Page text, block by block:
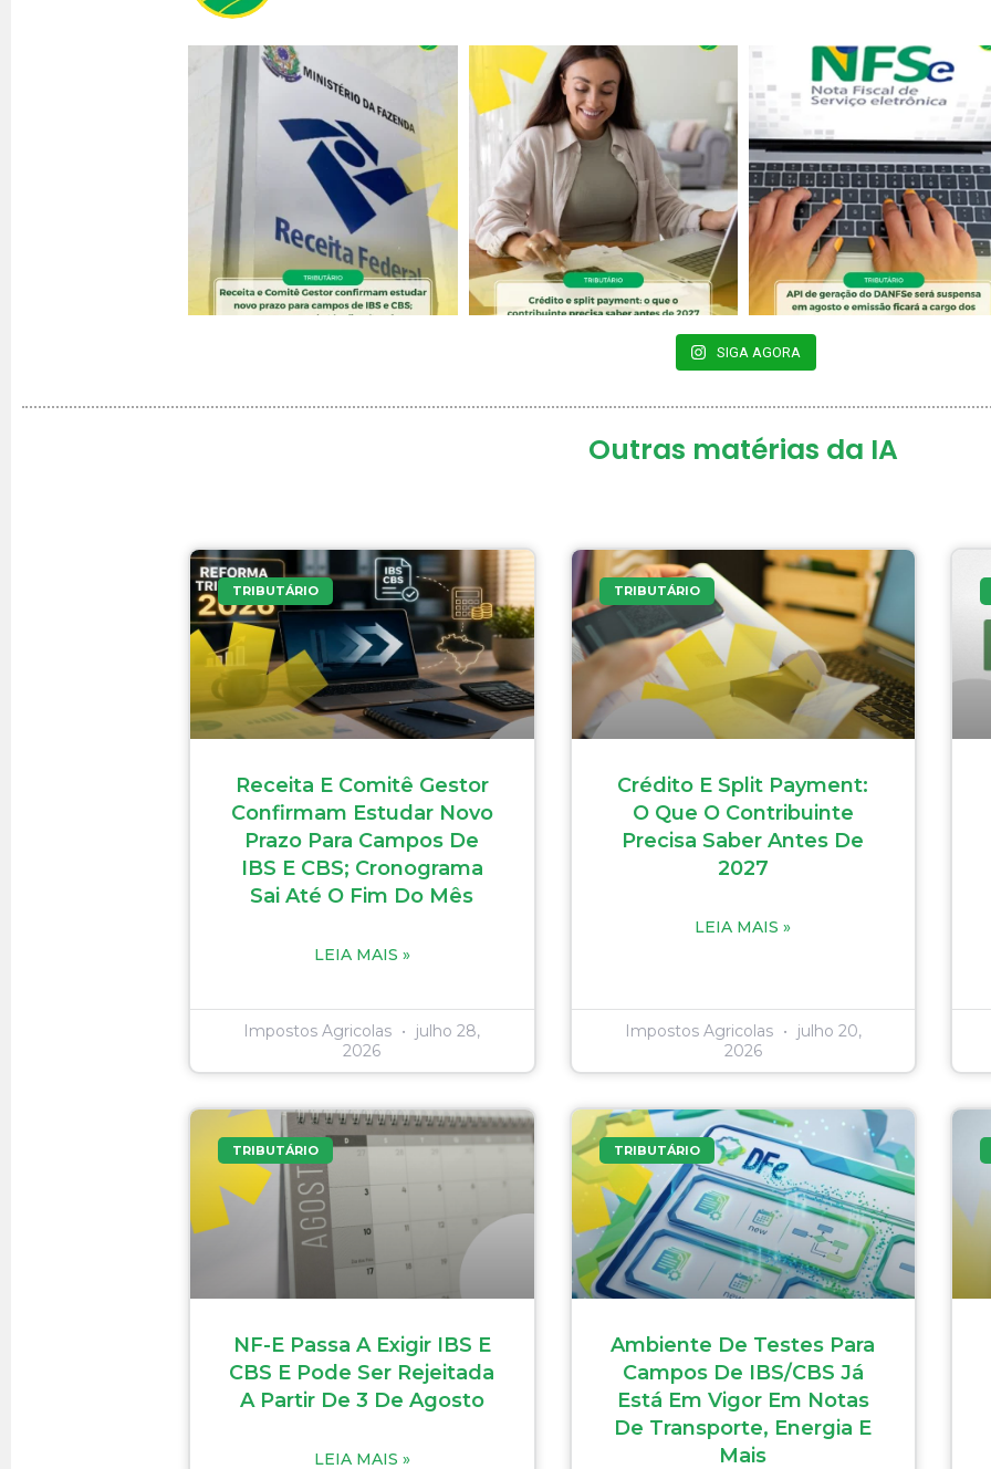
SIGA AGORA
Outras matérias da IA
TRIBUTÁRIO
Receita E Comitê Gestor
Confirmam Estudar Novo
Prazo Para Campos De
IBS E CBS; Cronograma
Sai Até O Fim Do Mês
LEIA MAIS »
Impostos Agricolas
julho 28,
2026
TRIBUTÁRIO
Crédito E Split Payment:
O Que O Contribuinte
Precisa Saber Antes De
2027
LEIA MAIS »
Impostos Agricolas
julho 20,
2026
TRIBUTÁRIO
NF-E Passa A Exigir IBS E
CBS E Pode Ser Rejeitada
A Partir De 3 De Agosto
LEIA MAIS »
TRIBUTÁRIO
Ambiente De Testes Para
Campos De IBS/CBS Já
Está Em Vigor Em Notas
De Transporte, Energia E
Mais